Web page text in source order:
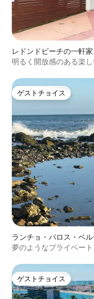
レドンドビーチの一軒家
明るく開放感のある楽
ゲストチョイス
ゲストチョイス
ランチョ・パロス・ベ
夢のようなプライベー
ゲストチョイス
ゲストチョイス